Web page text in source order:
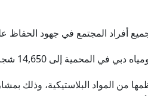
أفراد المجتمع في جهود الحفاظ على